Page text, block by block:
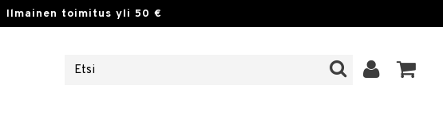
Ilmainen toimitus yli 50 €